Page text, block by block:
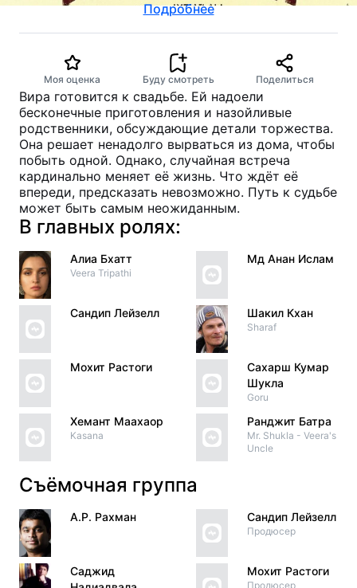
Подробнее
Моя оценка Буду смотреть Поделиться
Вира готовится к свадьбе. Ей надоели
бесконечные приготовления и назойливые
родственники, обсуждающие детали торжества.
Она решает ненадолго вырваться из дома, чтобы
побыть одной. Однако, случайная встреча
кардинально меняет её жизнь. Что ждёт её
впереди, предсказать невозможно. Путь к судьбе
может быть самым неожиданным.
В главных ролях:
Алиа Бхатт
Veera Tripathi
Сандип Лейзелл
Мохит Растоги
Хемант Маахаор
Kasana
Мд Анан Ислам
Шакил Кхан
Sharaf
Сахарш Кумар
Шукла
Goru
Ранджит Батра
Mr. Shukla - Veera's
Uncle
Съёмочная группа
А.Р. Рахман
Саджид
Сандип Лейзелл
Продюсер
Мохит Растоги
Продюсер